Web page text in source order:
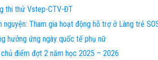
thi thử Vstep-CTV-ĐT
nguyện: Tham gia hoạt động hỗ trợ ở Làng trẻ
hưởng ứng ngày quốc tế phụ nữ
chủ điểm đợt 2 năm học 2025 – 2026